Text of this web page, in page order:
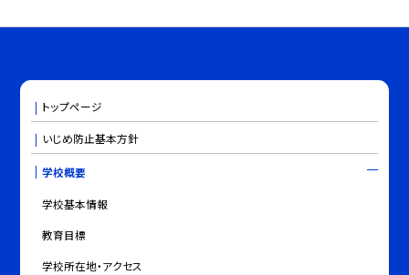
トップページ
いじめ防止基本方針
学校概要
学校基本情報
教育目標
学校所在地・アクセス